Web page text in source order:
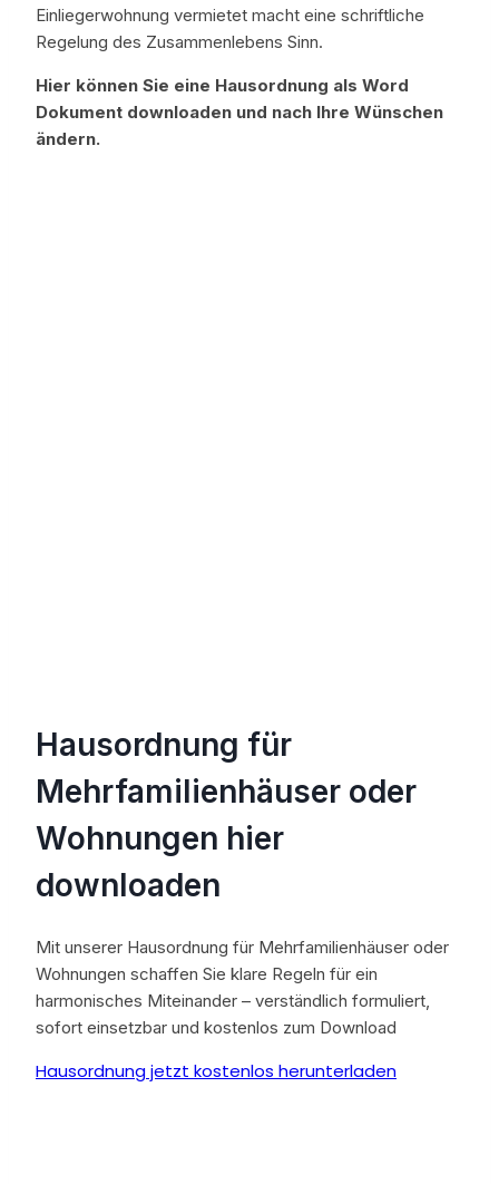
Einliegerwohnung vermietet macht eine schriftliche
Regelung des Zusammenlebens Sinn.
Hier können Sie eine Hausordnung als Word
Dokument downloaden und nach Ihre Wünschen
ändern.
Hausordnung für
Mehrfamilienhäuser oder
Wohnungen hier
downloaden
Mit unserer Hausordnung für Mehrfamilienhäuser oder
Wohnungen schaffen Sie klare Regeln für ein
harmonisches Miteinander – verständlich formuliert,
sofort einsetzbar und kostenlos zum Download
Hausordnung jetzt kostenlos herunterladen